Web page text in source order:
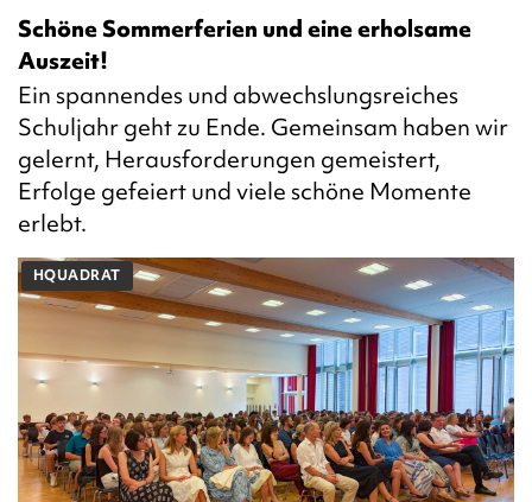
Schöne Sommerferien und eine erholsame
Auszeit!
Ein spannendes und abwechslungsreiches
Schuljahr geht zu Ende. Gemeinsam haben wir
gelernt, Herausforderungen gemeistert,
Erfolge gefeiert und viele schöne Momente
erlebt.
HQUADRAT